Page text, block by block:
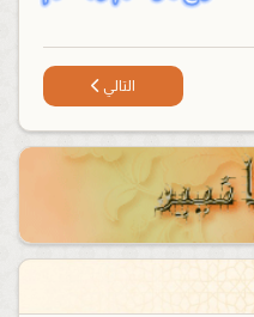
المقال التالي: النكاح
التالي